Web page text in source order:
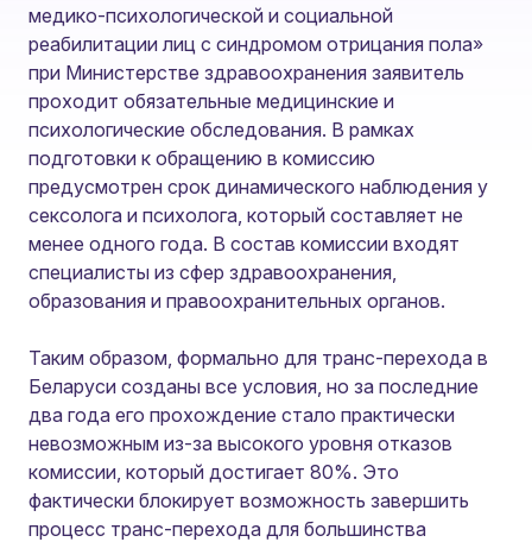
медико-психологической и социальной
реабилитации лиц с синдромом отрицания пола»
при Министерстве здравоохранения заявитель
проходит обязательные медицинские и
психологические обследования. В рамках
подготовки к обращению в комиссию
предусмотрен срок динамического наблюдения у
сексолога и психолога, который составляет не
менее одного года. В состав комиссии входят
специалисты из сфер здравоохранения,
образования и правоохранительных органов.
Таким образом, формально для транс-перехода в
Беларуси созданы все условия, но за последние
два года его прохождение стало практически
невозможным из-за высокого уровня отказов
комиссии, который достигает 80%. Это
фактически блокирует возможность завершить
процесс транс-перехода для большинства